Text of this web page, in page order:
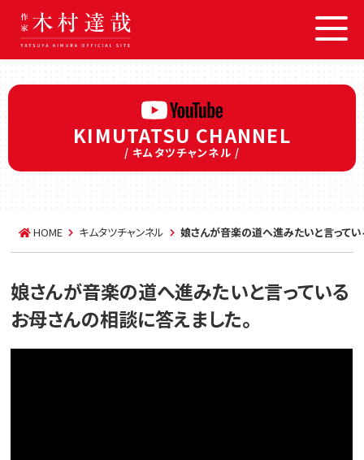
KIMUTATSU CHANNEL
/ キムタツチャンネル /
HOME キムタツチャンネル 娘さんが音楽の道へ進みたいと言って
娘さんが音楽の道へ進みたいと言っている
お母さんの相談に答えました。